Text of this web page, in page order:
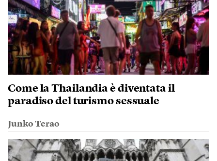
Come la Thailandia è diventata il
paradiso del turismo sessuale
Junko Terao